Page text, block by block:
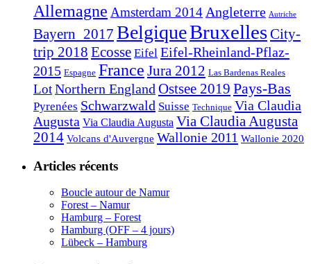
Allemagne Amsterdam 2014 Angleterre Autriche
Bayern_2017 BelgiqueBruxellesCity-
trip 2018 Ecosse Eifel Eifel-Rheinland-Pflaz-
2015 Espagne France Jura 2012 Las Bardenas Reales
LotNorthern England Ostsee 2019 Pays-Bas
Pyrenées Schwarzwald Suisse Technique Via Claudia
Augusta Via Claudia Augusta Via Claudia Augusta
2014 Volcans d'Auvergne Wallonie 2011 Wallonie 2020
Articles récents
Boucle autour de Namur
Forest – Namur
Hamburg – Forest
Hamburg (OFF – 4 jours)
Lübeck – Hamburg